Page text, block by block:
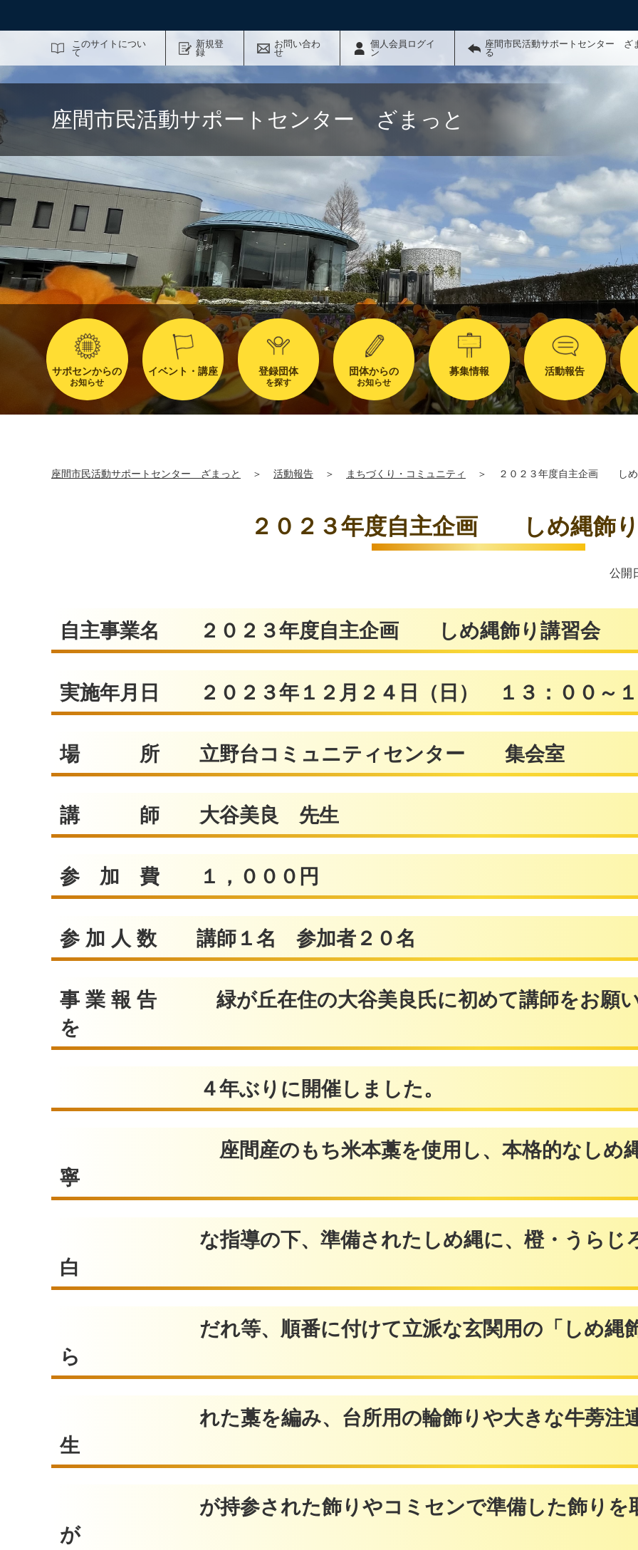
このサイトについ
て
新規登
録
お問い合わ
せ
個人会員ログイ
ン
座間市民活動サポートセンター ざ
る
座間市民活動サポートセンター ざまっと
サポセンからの
お知らせ
イベント・講座 登録団体
を探す
団体からの
お知らせ
募集情報 活動報告
座間市民活動サポートセンター ざまっと ＞ 活動報告 ＞ まちづくり・コミュニティ ＞ ２０２３年度自主企画 しめ
２０２３年度自主企画 しめ縄飾
公開
自主事業名 ２０２３年度自主企画 しめ縄飾り講習会
実施年月日 ２０２３年１２月２４日（日） １３：００～１
場 所 立野台コミュニティセンター 集会室
講 師 大谷美良 先生
参 加 費 １，０００円
参 加 人 数 講師１名 参加者２０名
事 業 報 告 緑が丘在住の大谷美良氏に初めて講師をお願い
を
４年ぶりに開催しました。
座間産のもち米本藁を使用し、本格的なしめ縄飾
寧
な指導の下、準備されたしめ縄に、橙・うらじろ・
白
だれ等、順番に付けて立派な玄関用の「しめ縄飾り
ら
れた藁を編み、台所用の輪飾りや大きな牛蒡注連を
生
が持参された飾りやコミセンで準備した飾りを取り
が